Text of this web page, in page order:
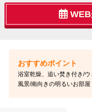
浴室乾燥、追い焚き付き/
風景/南向きの明るいお部屋